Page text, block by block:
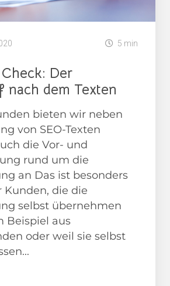
5 min
Der
nach dem Texten
bieten wir neben
von SEO-Texten
die Vor- und
rund um die
an Das ist besonders
Kunden, die die
selbst übernehmen
Beispiel aus
oder weil sie selbst